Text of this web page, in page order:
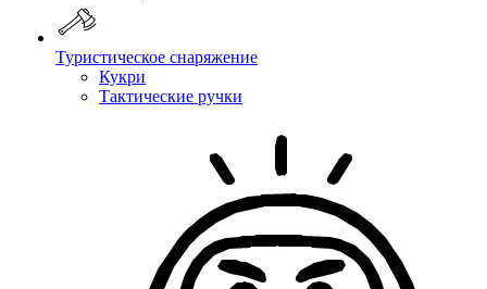
Туристическое снаряжение
Кукри
Тактические ручки